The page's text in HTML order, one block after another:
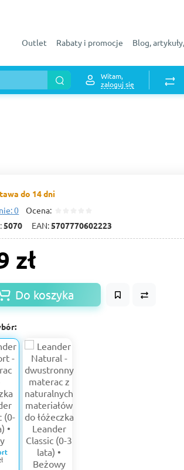
Outlet Rabaty i promocje Blog,
Witam,
zaloguj się
do 14 dni
0 Ocena:
5070 EAN:5707770602223
zł
Do koszyka